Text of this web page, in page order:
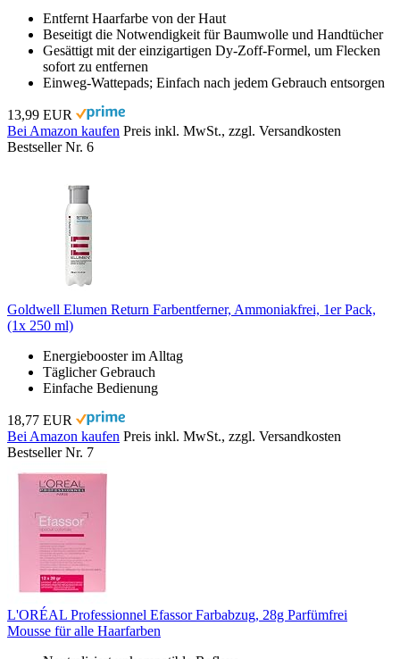
Entfernt Haarfarbe von der Haut
Beseitigt die Notwendigkeit für Baumwolle und Handtücher
Gesättigt mit der einzigartigen Dy-Zoff-Formel, um Flecken
sofort zu entfernen
Einweg-Wattepads; Einfach nach jedem Gebrauch entsorgen
13,99 EUR
Bei Amazon kaufen Preis inkl. MwSt., zzgl. Versandkosten
Bestseller Nr. 6
Goldwell Elumen Return Farbentferner, Ammoniakfrei, 1er Pack,
(1x 250 ml)
Energiebooster im Alltag
Täglicher Gebrauch
Einfache Bedienung
18,77 EUR
Bei Amazon kaufen Preis inkl. MwSt., zzgl. Versandkosten
Bestseller Nr. 7
L'ORÉAL Professionnel Efassor Farbabzug, 28g Parfümfrei
Mousse für alle Haarfarben